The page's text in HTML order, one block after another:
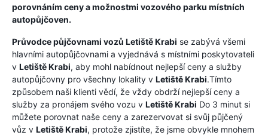
porovnáním ceny a možnostmi vozového parku místních
autopůjčoven.
Průvodce půjčovnami vozů Letiště Krabi se zabývá všemi
hlavními autopůjčovnami a vyjednává s místními poskytovateli
v Letiště Krabi, aby mohl nabídnout nejlepší ceny a služby
autopůjčovny pro všechny lokality v Letiště Krabi.Tímto
způsobem naši klienti vědí, že vždy obdrží nejlepší ceny a
služby za pronájem svého vozu v Letiště Krabi Do 3 minut si
můžete porovnat naše ceny a zarezervovat si svůj půjčený
vůz v Letiště Krabi, protože zjistíte, že jsme obvykle mnohem